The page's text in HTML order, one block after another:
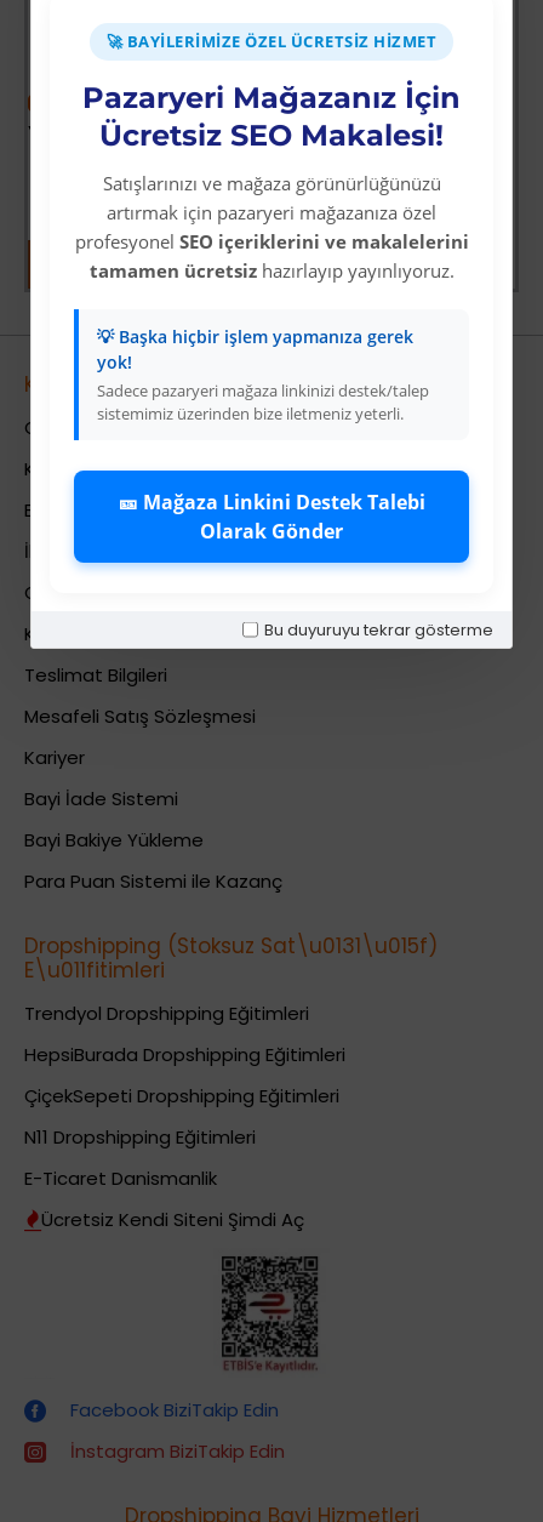
🚀 BAYILERIMIZE ÖZEL ÜCRETSIZ HIZMET
Pazaryeri Mağazanız İçin
Ücretsiz SEO Makalesi!
Satışlarınızı ve mağaza görünürlüğünüzü
artırmak için pazaryeri mağazanıza özel
profesyonel SEO içeriklerini ve makalelerini
tamamen ücretsizhazırlayıp yayınlıyoruz.
💡 Başka hiçbir işlem yapmanıza gerek
yok!
Sadece pazaryeri mağaza linkinizi destek/talep
sistemimiz üzerinden bize iletmeniz yeterli.
🎫 Mağaza Linkini Destek Talebi
Olarak Gönder
Bu duyuruyu tekrar gösterme
Yoğun Saçlı Lastikli Topuz Toka / Siyah
Üye Olunuz
-64 %
Üye Olunuz
Kurumsal
Colezium Hakkında
Kurumsal Bilgiler
Banka Hesab Bilgileri
İletişim
Gizlilik Politikası
Kullanıcı Sözleşmesi
Teslimat Bilgileri
Mesafeli Satış Sözleşmesi
Kariyer
Bayi İade Sistemi
Bayi Bakiye Yükleme
Para Puan Sistemi ile Kazanç
Dropshipping (Stoksuz Sat\u0131\u015f)
E\u011fitimleri
Trendyol Dropshipping Eğitimleri
HepsiBurada Dropshipping Eğitimleri
ÇiçekSepeti Dropshipping Eğitimleri
N11 Dropshipping Eğitimleri
E-Ticaret Danismanlik
Ücretsiz Kendi Siteni Şimdi Aç
Facebook BiziTakip Edin
İnstagram BiziTakip Edin
Dropshipping Bayi Hizmetleri